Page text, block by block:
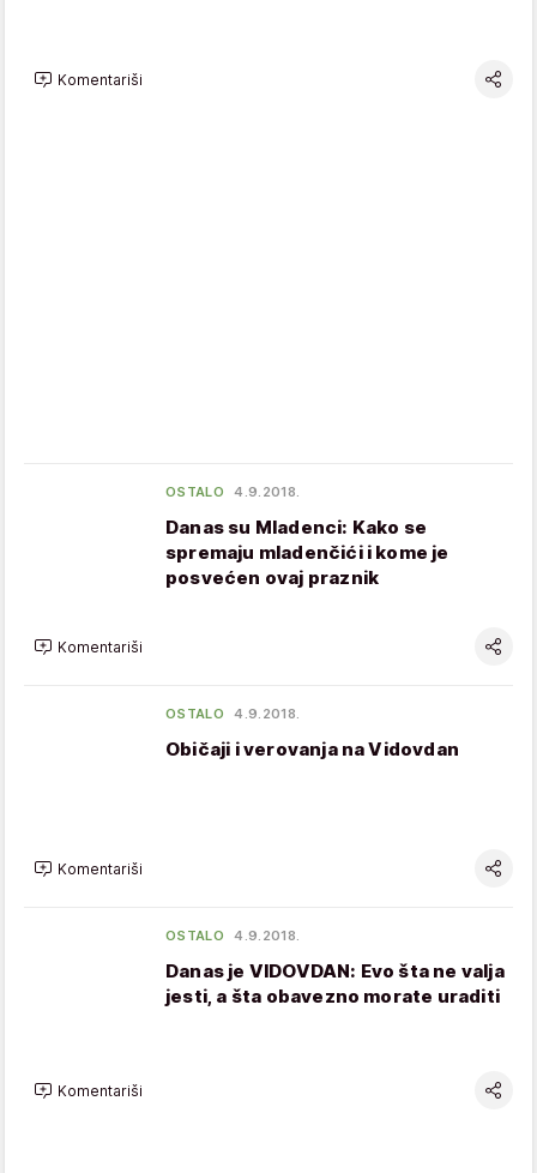
Komentariši
OSTALO 4.9.2018.
Danas su Mladenci: Kako se
spremaju mladenčići i kome je
posvećen ovaj praznik
Komentariši
OSTALO 4.9.2018.
Običaji i verovanja na Vidovdan
Komentariši
OSTALO 4.9.2018.
Danas je VIDOVDAN: Evo šta ne valja
jesti, a šta obavezno morate uraditi
Komentariši